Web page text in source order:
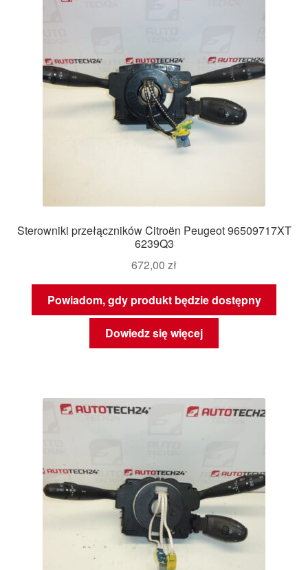
Sterowniki przełączników Citroën Peugeot 96509717XT
6239Q3
672,00 zł
Powiadom, gdy produkt będzie dostępny
Dowiedz się więcej